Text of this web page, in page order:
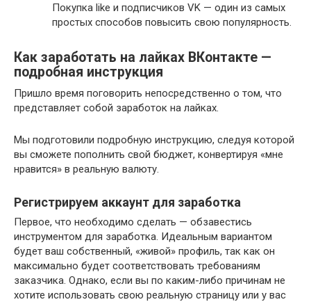
Покупка like и подписчиков VK — один из самых
простых способов повысить свою популярность.
Как заработать на лайках ВКонтакте —
подробная инструкция
Пришло время поговорить непосредственно о том, что
представляет собой заработок на лайках.
Мы подготовили подробную инструкцию, следуя которой
вы сможете пополнить свой бюджет, конвертируя «мне
нравится» в реальную валюту.
Регистрируем аккаунт для заработка
Первое, что необходимо сделать — обзавестись
инструментом для заработка. Идеальным вариантом
будет ваш собственный, «живой» профиль, так как он
максимально будет соответствовать требованиям
заказчика. Однако, если вы по каким-либо причинам не
хотите использовать свою реальную страницу или у вас